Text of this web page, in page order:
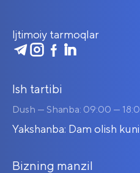
Ijtimoiy tarmoqlar
Ish tartibi
Dush — Shanba: 09:00 —
Yakshanba: Dam olish kuni
Bizning manzil